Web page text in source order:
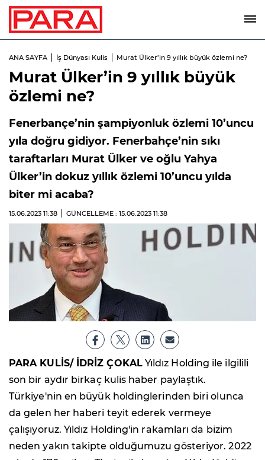
ANA SAYFA İş Dünyası Kulis Murat Ülker’in 9 yıllık büyük özlemi ne?
Murat Ülker’in 9 yıllık büyük
özlemi ne?
Fenerbançe’nin şampiyonluk özlemi 10’uncu
yıla doğru gidiyor. Fenerbahçe’nin sıkı
taraftarları Murat Ülker ve oğlu Yahya
Ülker’in dokuz yıllık özlemi 10’uncu yılda
biter mi acaba?
15.06.2023 11:38 GÜNCELLEME : 15.06.2023 11:38
PARA KULİS/ İDRİZ ÇOKALYıldız Holding ile ilgilili
son bir aydır birkaç kulis haber paylaştık.
Türkiye'nin en büyük holdinglerinden biri olunca
da gelen her haberi teyit ederek vermeye
çalışıyoruz. Yıldız Holding'in rakamları da bizim
neden yakın takipte olduğumuzu gösteriyor. 2022